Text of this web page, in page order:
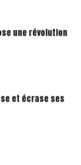
une révolution
et écrase ses